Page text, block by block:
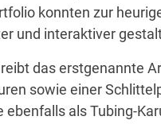
konnten zur
und interaktiver
das erstgenannte
sowie einer
ebenfalls als Tubing-